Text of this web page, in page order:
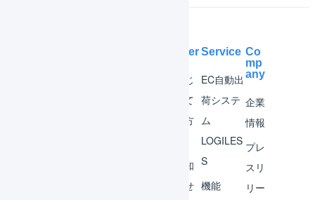
Help Center
はじ
めて
の方
お知
らせ
Service
EC自動出
荷システ
ム
LOGILES
S
機能
Co
mp
any
企業
情報
プレ
スリ
リー